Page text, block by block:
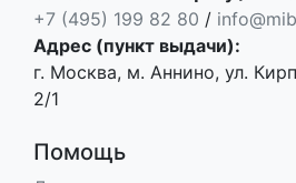
+7 (495) 199 82 80 /
Адрес (пункт выдачи):
г. Москва, м. Аннино, ул.
2/1
Помощь